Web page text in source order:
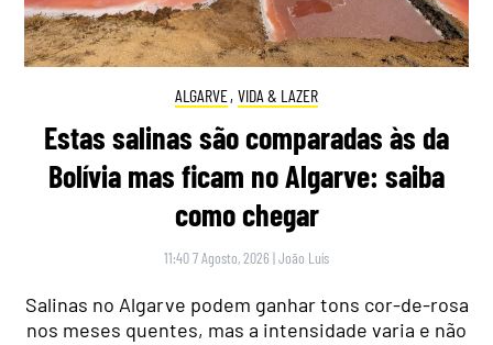
ALGARVE, VIDA & LAZER
Estas salinas são comparadas às da
Bolívia mas ficam no Algarve: saiba
como chegar
11:40 7 Agosto, 2026 |João Luís
Salinas no Algarve podem ganhar tons cor-de-rosa
nos meses quentes, mas a intensidade varia e não